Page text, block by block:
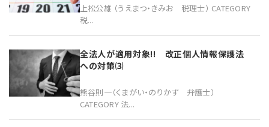
上松公雄 （うえまつ・きみお 税理士） CATEGORY
税...
全法人が適用対象!! 改正個人情報保護法
への対策⑶
熊谷則一（くまがい・のりかず 弁護士）
CATEGORY 法...